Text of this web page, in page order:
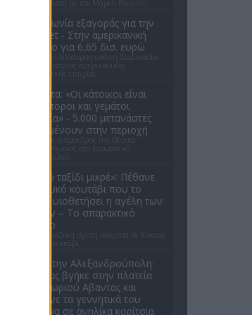
την εξίσωση με τον Μάρκο Ρούμπιο.
Συμφωνία εξαγοράς για την
EasyJet - Στην αμερικανική
Appolo για 6,65 δισ. ευρώ
Μετά την απόσυρση από τη διαδικασία
ανταγωνίστριας αμερικανικής
επενδυτικής εταιρίας
Θέουτα: «Οι κάτοικοι είναι
ανήμποροι και γεμάτοι
αγωνία» - 5.000 μετανάστες
παραμένουν στην περιοχή
Όσα είπε ο πρόεδρος της Θέουτα
απευθυνόμενος στο Ευρωπαϊκό
«Καλό ταξίδι μικρέ»: Πέθανε
το λευκό κουτάβι που το
είχαν υιοθετήσει η αγέλη των
λύκων – Το σπαρακτικό
βίντεο
Μια μοναδική σχέση ανάμεσα σε λύκους
και ένα κουτάβι
Σοκ στην Αλεξανδρούπολη:
Ανδρας βγήκε στην πλατεία
του χωριού Αβαντας και
έδειχνε τα γεννητικά του
όργανα σε ανηλίκα κορίτσια